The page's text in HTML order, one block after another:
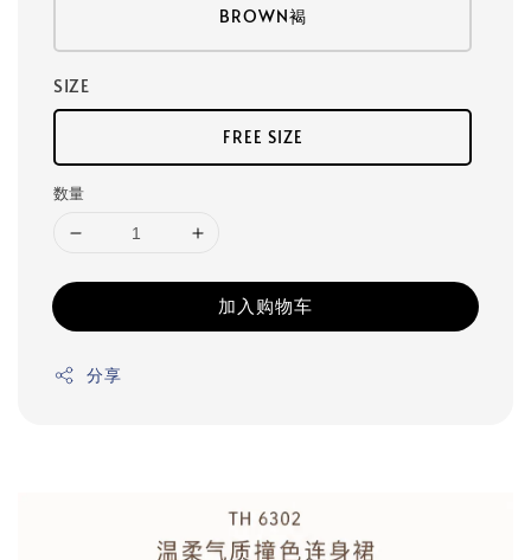
BROWN褐
SIZE
FREE SIZE
数量
加入购物车
分享